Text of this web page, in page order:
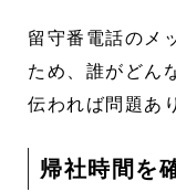
留守番電話のメ
ため、誰がどん
伝われば問題あ
帰社時間を